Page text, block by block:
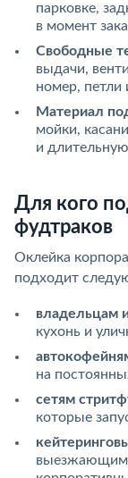
парковке,
в момент
Свободные
выдачи,
номер, петли
Материал
мойки,
и
Для кого
фудтраков
Оклейка
подходит
владельцам
кухонь и
на
сетям
которые
выезжающим